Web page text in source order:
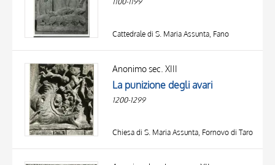
Cattedrale di S. Maria Assunta, Fano
Anonimo sec. XIII
La punizione degli avari
1200-1299
Chiesa di S. Maria Assunta, Fornovo di Taro